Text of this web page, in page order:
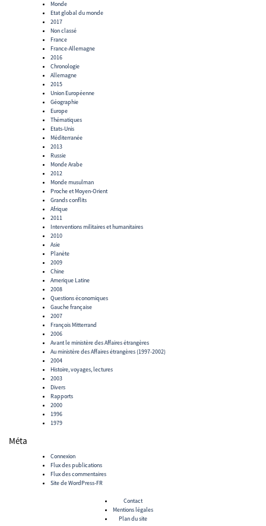
Monde
Etat global du monde
2017
Non classé
France
France-Allemagne
2016
Chronologie
Allemagne
2015
Union Européenne
Géographie
Europe
Thématiques
Etats-Unis
Méditerranée
2013
Russie
Monde Arabe
2012
Monde musulman
Proche et Moyen-Orient
Grands conflits
Afrique
2011
Interventions militaires et humanitaires
2010
Asie
Planète
2009
Chine
Amerique Latine
2008
Questions économiques
Gauche française
2007
François Mitterrand
2006
Avant le ministère des Affaires étrangères
Au ministère des Affaires étrangères (1997-2002)
2004
Histoire, voyages, lectures
2003
Divers
Rapports
2000
1996
1979
Méta
Connexion
Flux des publications
Flux des commentaires
Site de WordPress-FR
Contact
Mentions légales
Plan du site